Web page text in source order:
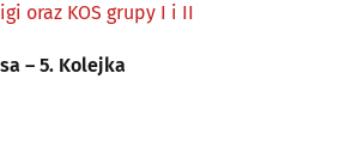
oraz KOS grupy I i II
– 5. Kolejka